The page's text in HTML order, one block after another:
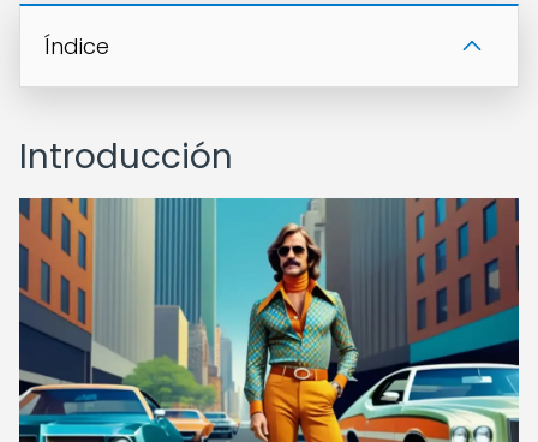
Índice
Introducción